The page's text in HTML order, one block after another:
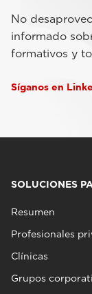
No
informado
formativos y
Síganos en
SOLUCIONES
Resumen
Profesionales
Clínicas
Grupos